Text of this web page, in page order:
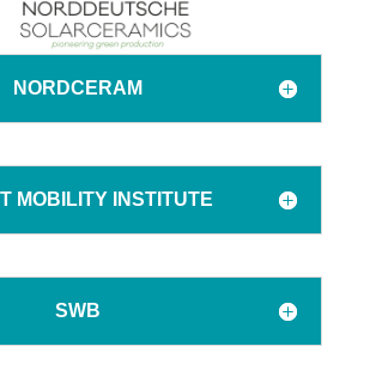
NORDCERAM
MOBILITY INSTITUTE
SWB